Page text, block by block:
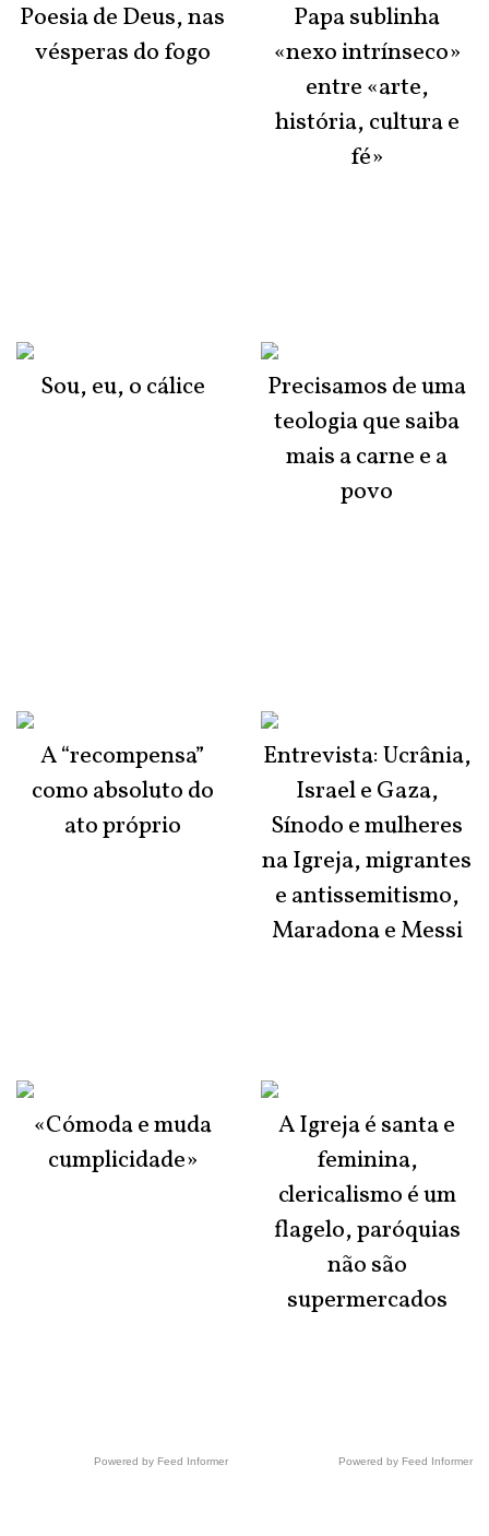
Poesia de Deus, nas
vésperas do fogo
Sou, eu, o cálice
A “recompensa”
como absoluto do
ato próprio
«Cómoda e muda
cumplicidade»
Powered by Feed Informer
Papa sublinha
«nexo intrínseco»
entre «arte,
história, cultura e
fé»
Precisamos de uma
teologia que saiba
mais a carne e a
povo
Entrevista: Ucrânia,
Israel e Gaza,
Sínodo e mulheres
na Igreja, migrantes
e antissemitismo,
Maradona e Messi
A Igreja é santa e
feminina,
clericalismo é um
flagelo, paróquias
não são
supermercados
Powered by Feed Informer